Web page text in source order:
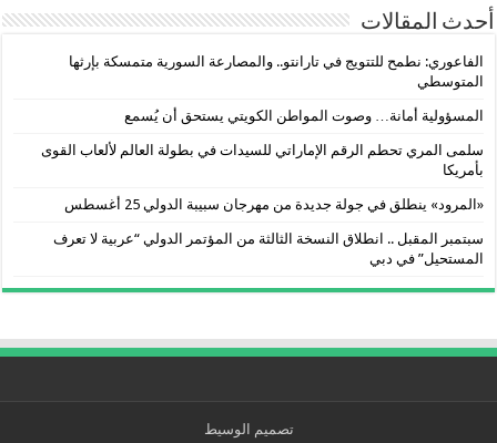
أحدث المقالات
الفاعوري: نطمح للتتويج في تارانتو.. والمصارعة السورية متمسكة بإرثها
المتوسطي
المسؤولية أمانة… وصوت المواطن الكويتي يستحق أن يُسمع
سلمى المري تحطم الرقم الإماراتي للسيدات في بطولة العالم لألعاب القوى
بأمريكا
«المرود» ينطلق في جولة جديدة من مهرجان سبيبة الدولي 25 أغسطس
سبتمبر المقبل .. انطلاق النسخة الثالثة من المؤتمر الدولي “عربية لا تعرف
المستحيل” في دبي
تصميم الوسيط